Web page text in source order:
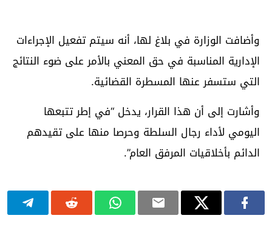
وأضافت الوزارة في بلاغ لها، أنه سيتم تفعيل الإجراءات
الإدارية المناسبة في حق المعني بالأمر على ضوء النتائج
التي ستسفر عنها المسطرة القضائية.
وأشارت إلى أن هذا القرار، يدخل “في إطر تتبعها
اليومي لأداء رجال السلطة وحرصا منها على تقيدهم
الدائم بأخلاقيات المرفق العام”.